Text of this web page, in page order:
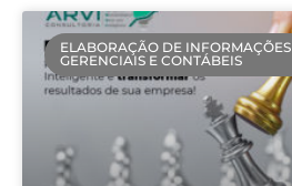
ELABORAÇÃO DE INFORMAÇÕES
GERENCIAIS E CONTÁBEIS